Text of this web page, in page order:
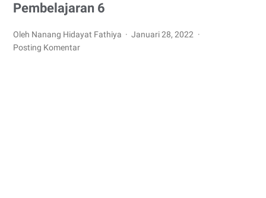
Pembelajaran 6
Oleh Nanang Hidayat Fathiya
Januari 28, 2022
Posting Komentar